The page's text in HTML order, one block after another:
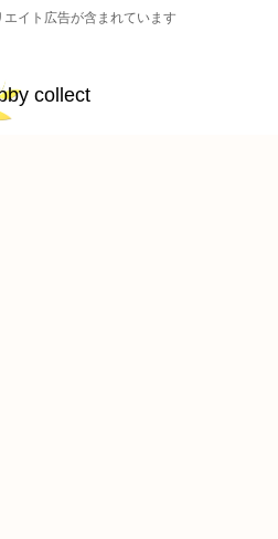
イト広告が含まれています
collect